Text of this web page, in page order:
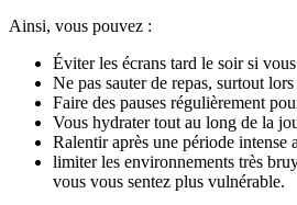
Ainsi, vous pouvez :
Éviter les écrans tard le soir si
Ne pas sauter de repas, surtout
Faire des pauses régulièrement
Vous hydrater tout au long de la
Ralentir après une période intense
limiter les environnements très
vous vous sentez plus vulnérable.